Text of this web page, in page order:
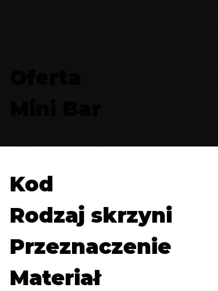
Oferta
Mini Bar
Kod
Rodzaj skrzyni
Przeznaczenie
Materiał